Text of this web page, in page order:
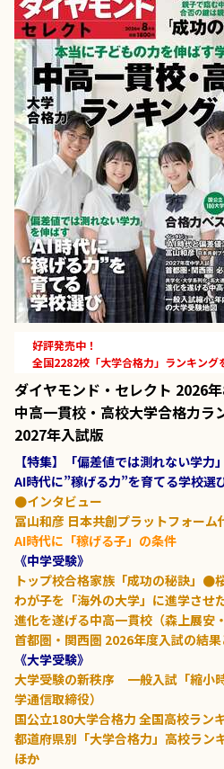
好評発売中！
全国2282校「大学合格力」ランキング
ダイヤモンド・セレクト 2026
中高一貫校・高校大学合格力ラ
2027年入試版
【特集】「偏差値では測れない学力
AI時代に”稼げる力”を育てる学校選
●インタビュー
冨山和彦 日本共創プラットフォーム
AI時代に「稼げる子」の条件
《中学受験》
トップ校合格家族「成功の秘訣」●
わが子を「海外の大学」に進学させ
進化を遂げる中高一貫校（森上展安
首都圏・関西圏 2026年度入試の結
《大学受験》
大学受験の新秩序 一般入試「縮小
学通信取締役）
国公立180大学合格力 全国高校ラン
都道府県別「大学合格力」高校ラン
――ほか